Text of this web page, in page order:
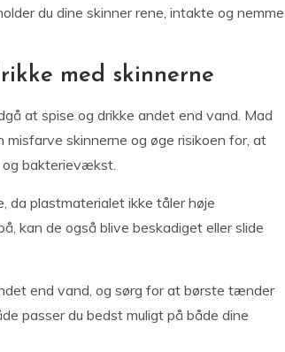
du dine skinner rene, intakte og nemme
med skinnerne
at spise og drikke andet end vand. Mad
misfarve skinnerne og øge risikoen for, at
bakterievækst.
da plastmaterialet ikke tåler høje
kan de også blive beskadiget eller slide
end vand, og sørg for at børste tænder
passer du bedst muligt på både dine